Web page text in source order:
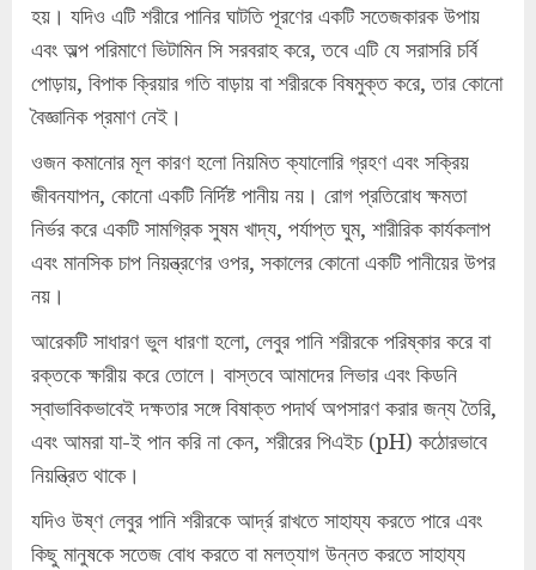
হয়। যদিও এটি শরীরে পানির ঘাটতি পূরণের একটি সতেজকারক উপায়
এবং অল্প পরিমাণে ভিটামিন সি সরবরাহ করে, তবে এটি যে সরাসরি চর্বি
পোড়ায়, বিপাক ক্রিয়ার গতি বাড়ায় বা শরীরকে বিষমুক্ত করে, তার কোনো
বৈজ্ঞানিক প্রমাণ নেই।
ওজন কমানোর মূল কারণ হলো নিয়মিত ক্যালোরি গ্রহণ এবং সক্রিয়
জীবনযাপন, কোনো একটি নির্দিষ্ট পানীয় নয়। রোগ প্রতিরোধ ক্ষমতা
নির্ভর করে একটি সামগ্রিক সুষম খাদ্য, পর্যাপ্ত ঘুম, শারীরিক কার্যকলাপ
এবং মানসিক চাপ নিয়ন্ত্রণের ওপর, সকালের কোনো একটি পানীয়ের উপর
নয়।
আরেকটি সাধারণ ভুল ধারণা হলো, লেবুর পানি শরীরকে পরিষ্কার করে বা
রক্তকে ক্ষারীয় করে তোলে। বাস্তবে আমাদের লিভার এবং কিডনি
স্বাভাবিকভাবেই দক্ষতার সঙ্গে বিষাক্ত পদার্থ অপসারণ করার জন্য তৈরি,
এবং আমরা যা-ই পান করি না কেন, শরীরের পিএইচ (pH) কঠোরভাবে
নিয়ন্ত্রিত থাকে।
যদিও উষ্ণ লেবুর পানি শরীরকে আর্দ্র রাখতে সাহায্য করতে পারে এবং
কিছু মানুষকে সতেজ বোধ করতে বা মলত্যাগ উন্নত করতে সাহায্য